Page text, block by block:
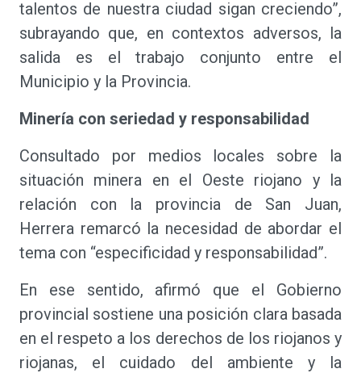
talentos de nuestra ciudad sigan creciendo”,
subrayando que, en contextos adversos, la
salida es el trabajo conjunto entre el
Municipio y la Provincia.
Minería con seriedad y responsabilidad
Consultado por medios locales sobre la
situación minera en el Oeste riojano y la
relación con la provincia de San Juan,
Herrera remarcó la necesidad de abordar el
tema con “especificidad y responsabilidad”.
En ese sentido, afirmó que el Gobierno
provincial sostiene una posición clara basada
en el respeto a los derechos de los riojanos y
riojanas, el cuidado del ambiente y la